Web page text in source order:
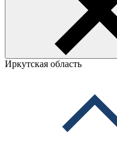
Иркутская область